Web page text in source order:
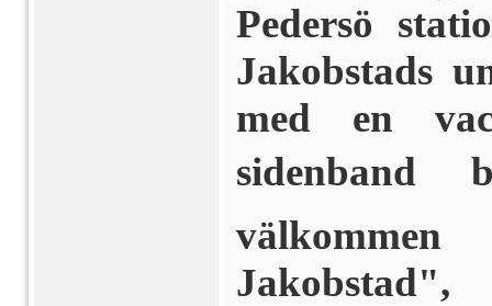
Pedersö
Jakobstads
med en
sidenband